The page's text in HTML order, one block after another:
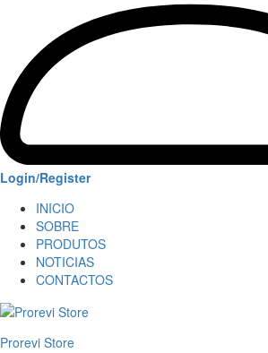
Login/Register
INICIO
SOBRE
PRODUTOS
NOTICIAS
CONTACTOS
Prorevi Store